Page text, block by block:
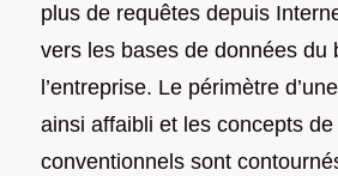
plus de requêtes depuis
vers les bases de données du
l’entreprise. Le périmètre
ainsi affaibli et les concepts de
conventionnels sont